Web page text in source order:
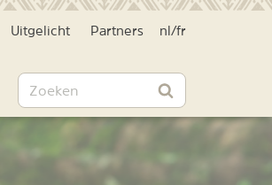
Uitgelicht Partners nl /fr
Zoeken
Zoeken